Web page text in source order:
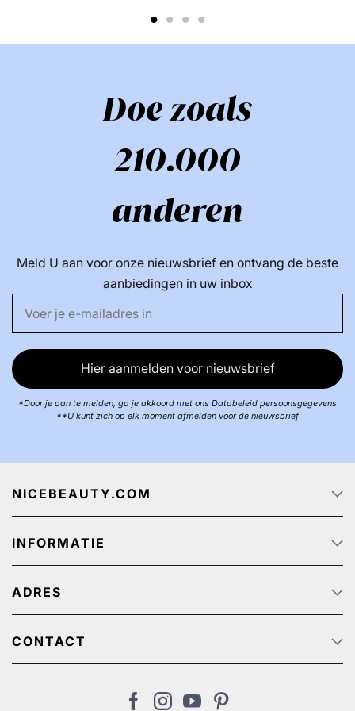
1 2 3 4
Doe zoals
210.000
anderen
Meld U aan voor onze nieuwsbrief en ontvang de beste
aanbiedingen in uw inbox
Hier aanmelden voor nieuwsbrief
*Door je aan te melden, ga je akkoord met ons Databeleid persoonsgegevens
**U kunt zich op elk moment afmelden voor de nieuwsbrief
NICEBEAUTY.COM
Startpagina
Over ons
Track & Trace
Reclame aanbiedingen
INFORMATIE
Klantenservice - Q & A
Privacy beleid
Algemene Voorwaarden
Retour
ADRES
NiceBeauty ApS
Stærevej 2,
6705 Esbjerg, Denmark
CONTACT
Klantenservice: (+31) 20 891 0380 (We speak English)